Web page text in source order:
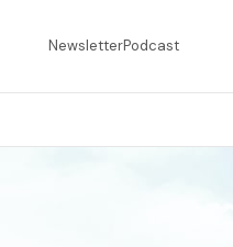
NewsletterPodcast